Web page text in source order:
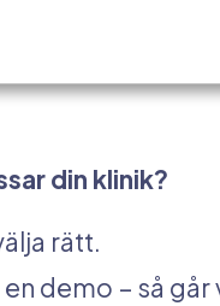
din klinik?
rätt.
demo – så